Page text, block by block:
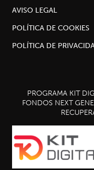
AVISO LEGAL
POLÍTICA DE COOKIES
POLÍTICA DE
PROGRAMA KIT
FONDOS NEXT